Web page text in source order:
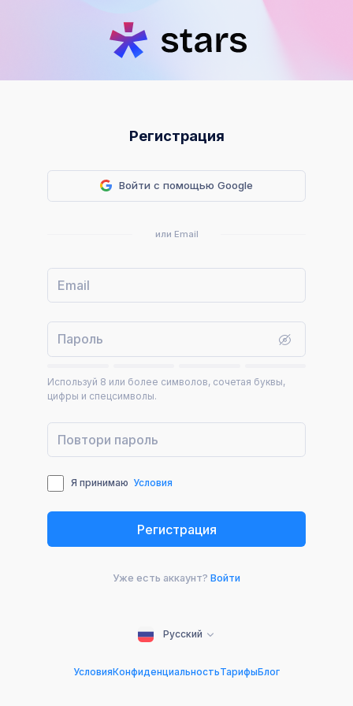
Регистрация
Войти с помощью Google
или Email
Используй 8 или более символов, сочетая буквы,
цифры и спецсимволы.
Я принимаю Условия
Уже есть аккаунт? Войти
Русский
УсловияКонфиденциальностьТарифыБлог